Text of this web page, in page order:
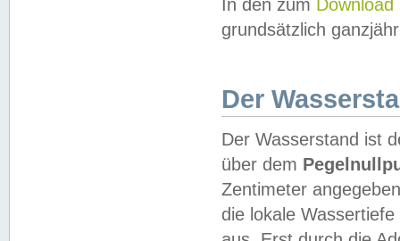
In den zum Download
grundsätzlich
Der
Der Wasserstand ist
über dem
Zentimeter
die lokale